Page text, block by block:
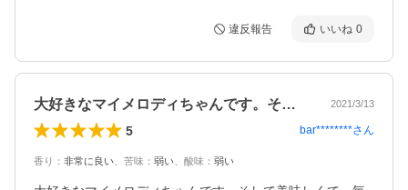
違反報告 いいね 0
大好きなマイメロディちゃんです。そして… 2021/3/13
5 bar********さん
香り ： 非常に良い 苦味 ： 弱い 酸味 ： 弱い